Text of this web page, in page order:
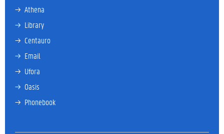
→ Athena
→ Library
→ Centauro
→ Email
→ Ufora
→ Oasis
→ Phonebook